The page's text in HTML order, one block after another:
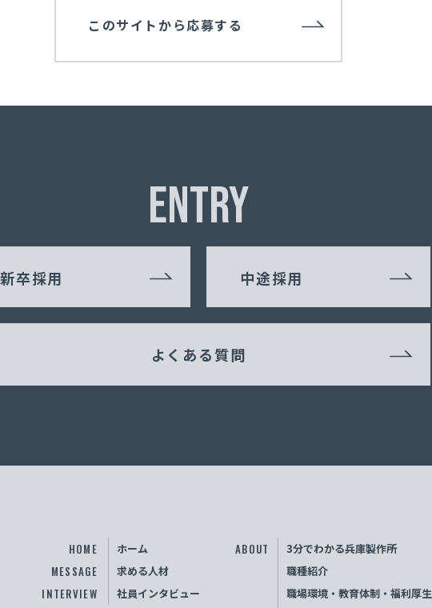
このサイトから応募する
ENTRY
新卒採用 中途採用
インターンシップ
よくある質問
HOME ホーム
MESSAGE 求める人材
INTERVIEW 社員インタビュー
ABOUT
3分でわかる兵庫製作所
職種紹介
職場環境・教育体制・福利厚生